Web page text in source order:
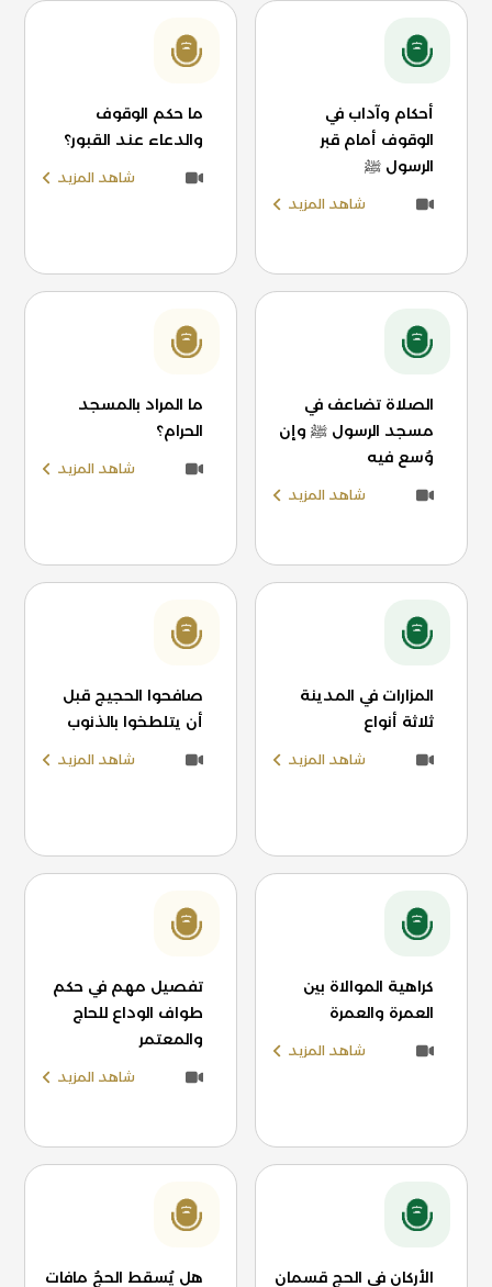
أحكام وآداب في
الوقوف أمام قبر
الرسول ﷺ
شاهد المزيد
ما حكم الوقوف
والدعاء عند القبور؟
شاهد المزيد
الصلاة تضاعف في
مسجد الرسول ﷺ وإن
وُسع فيه
شاهد المزيد
ما المراد بالمسجد
الحرام؟
شاهد المزيد
المزارات في المدينة
ثلاثة أنواع
شاهد المزيد
صافحوا الحجيج قبل
أن يتلطخوا بالذنوب
شاهد المزيد
كراهية الموالاة بين
العمرة والعمرة
شاهد المزيد
تفصيل مهم في حكم
طواف الوداع للحاج
والمعتمر
شاهد المزيد
الأركان في الحج قسمان هل يُسقط الحجُ مافات